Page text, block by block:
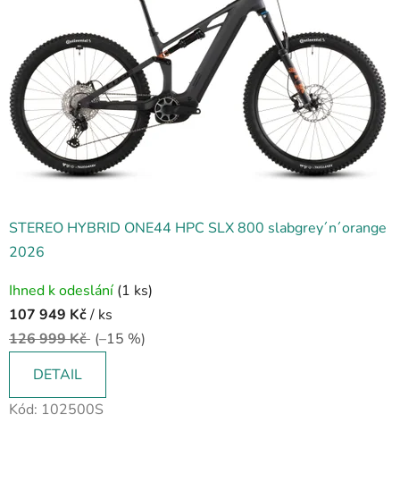
STEREO HYBRID ONE44 HPC SLX 800 slabgrey´n´orange
2026
Ihned k odeslání (1 ks)
107 949 Kč/ ks
126 999 Kč (–15 %)
DETAIL
Kód: 102500S